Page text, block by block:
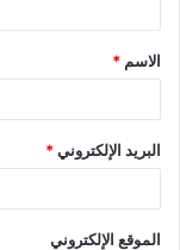
الاسم *
البريد الإلكتروني*
الموقع الإلكتروني